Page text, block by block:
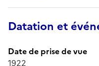
Datation et
Date de prise de vue
1922